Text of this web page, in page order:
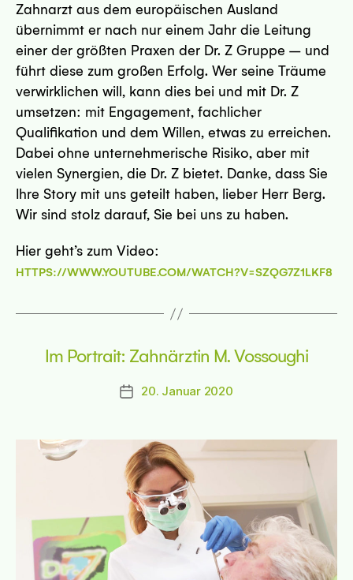
Zahnarzt aus dem europäischen Ausland
übernimmt er nach nur einem Jahr die Leitung
einer der größten Praxen der Dr. Z Gruppe – und
führt diese zum großen Erfolg. Wer seine Träume
verwirklichen will, kann dies bei und mit Dr. Z
umsetzen: mit Engagement, fachlicher
Qualifikation und dem Willen, etwas zu erreichen.
Dabei ohne unternehmerische Risiko, aber mit
vielen Synergien, die Dr. Z bietet. Danke, dass Sie
Ihre Story mit uns geteilt haben, lieber Herr Berg.
Wir sind stolz darauf, Sie bei uns zu haben.
Hier geht’s zum Video:
HTTPS://WWW.YOUTUBE.COM/WATCH?V=SZQG7Z1LKF8
Im Portrait: Zahnärztin M. Vossoughi
Beitragsdatum
20. Januar 2020
47441 Moers
Mülheim